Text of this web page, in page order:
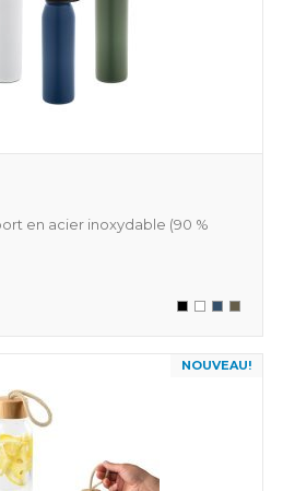
en acier inoxydable (90 %
NOUVEAU!